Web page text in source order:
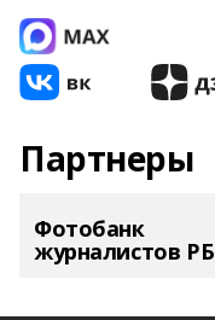
Партнеры
Фотобанк
журналистов РБ